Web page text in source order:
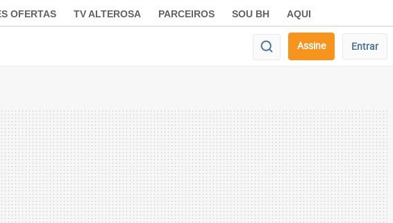
OFERTAS TV ALTEROSA PARCEIROS SOU BH AQUI
Assine Entrar